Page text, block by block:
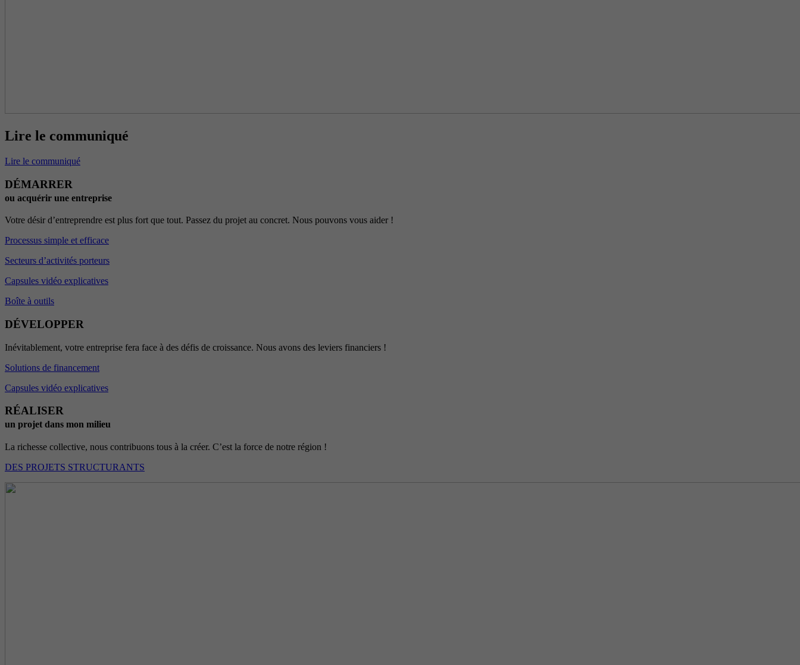
Lire le communiqué
Lire le communiqué
DÉMARRER
ou acquérir une entreprise
Votre désir d’entreprendre est plus fort que tout. Passez du projet au concret. Nous pouvons vous aider !
Processus simple et efficace
Secteurs d’activités porteurs
Capsules vidéo explicatives
Boîte à outils
DÉVELOPPER
Inévitablement, votre entreprise fera face à des défis de croissance. Nous avons des leviers financiers !
Solutions de financement
Capsules vidéo explicatives
RÉALISER
un projet dans mon milieu
La richesse collective, nous contribuons tous à la créer. C’est la force de notre région !
DES PROJETS STRUCTURANTS